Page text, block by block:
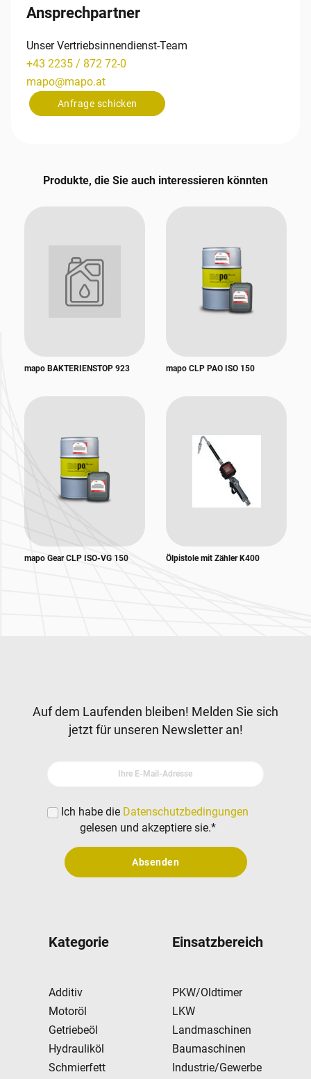
Ansprechpartner
Unser Vertriebsinnendienst-Team
+43 2235 / 872 72-0
mapo@mapo.at
Anfrage schicken
Produkte, die Sie auch interessieren könnten
mapo BAKTERIENSTOP 923 mapo CLP PAO ISO 150
mapo Gear CLP ISO-VG 150 Ölpistole mit Zähler K400
Kategorie
Additiv
Motoröl
Getriebeöl
Hydrauliköl
Schmierfett
Einsatzbereich
PKW/Oldtimer
LKW
Landmaschinen
Baumaschinen
Industrie/Gewerbe
Newsletter
Auf dem Laufenden bleiben! Melden Sie sich
jetzt für unseren Newsletter an!
Ihre E-Mail-Adresse
Ich habe die Datenschutzbedingungen
gelesen und akzeptiere sie.*
Absenden